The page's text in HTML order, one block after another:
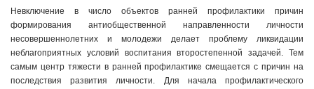
Невключение в число объектов ранней профилактики причин
формирования антиобщественной направленности личности
несовершеннолетних и молодежи делает проблему ликвидации
неблагоприятных условий воспитания второстепенной задачей. Тем
самым центр тяжести в ранней профилактике смещается с причин на
последствия развития личности. Для начала профилактического